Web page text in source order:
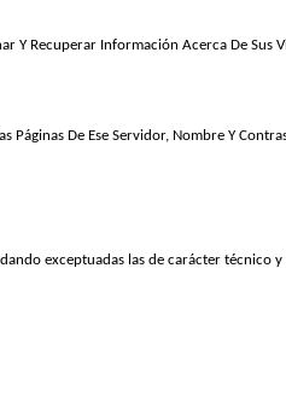
Y Recuperar Información Acerca De Sus
De Ese Servidor, Nombre Y
exceptuadas las de carácter técnico y